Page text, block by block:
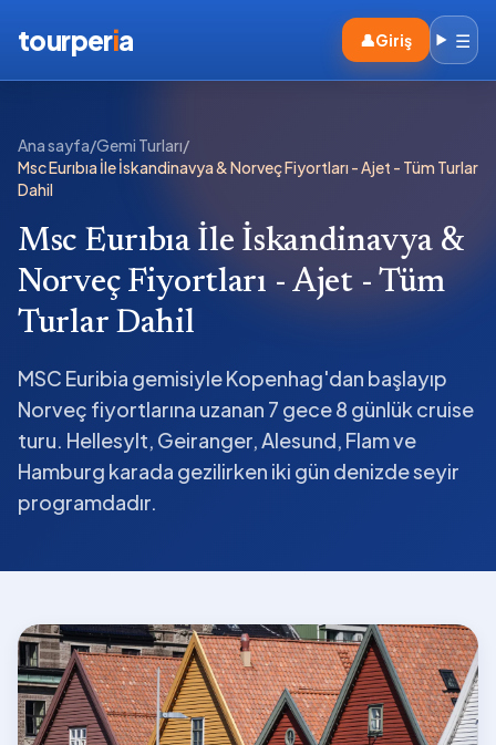
tourperia 👤Giriş ☰
Ana sayfa/Gemi Turları/
Msc Eurıbıa İle İskandinavya & Norveç Fiyortları - Ajet - Tüm Turlar
Dahil
Msc Eurıbıa İle İskandinavya &
Norveç Fiyortları - Ajet - Tüm
Turlar Dahil
MSC Euribia gemisiyle Kopenhag'dan başlayıp
Norveç fiyortlarına uzanan 7 gece 8 günlük cruise
turu. Hellesylt, Geiranger, Alesund, Flam ve
Hamburg karada gezilirken iki gün denizde seyir
programdadır.